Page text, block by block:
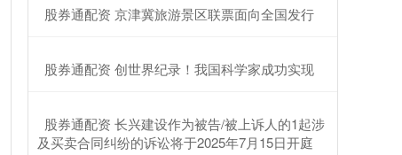
​股券通配资 京津冀旅游景区联票面向全国发行
​股券通配资 创世界纪录！我国科学家成功实现
​股券通配资 长兴建设作为被告/被上诉人的1起涉
及买卖合同纠纷的诉讼将于2025年7月15日开庭